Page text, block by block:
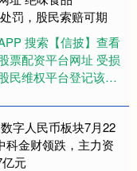
处罚，股民索赔可期
搜索【信披】查看
票配资平台网址 受损
民维权平台登记该公
字人民币板块7月22
科金财领跌，主力资
元